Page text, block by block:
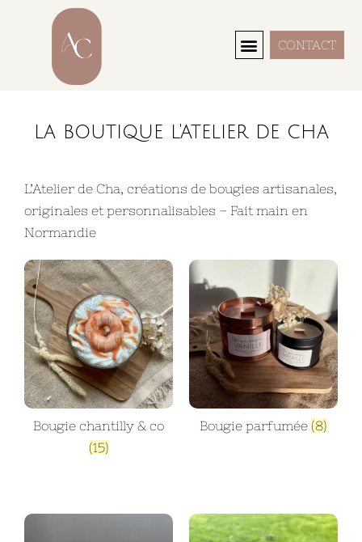
CONTACT
la boutique l'atelier de cha
L’Atelier de Cha, créations de bougies artisanales,
originales et personnalisables – Fait main en
Normandie
Bougie chantilly & co
(15)
Bougie parfumée (8)